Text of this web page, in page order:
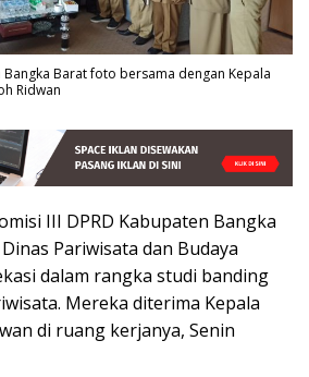
Bangka Barat foto bersama dengan Kepala
Ridwan
III DPRD Kabupaten Bangka
Pariwisata dan Budaya
dalam rangka studi banding
Mereka diterima Kepala
di ruang kerjanya, Senin